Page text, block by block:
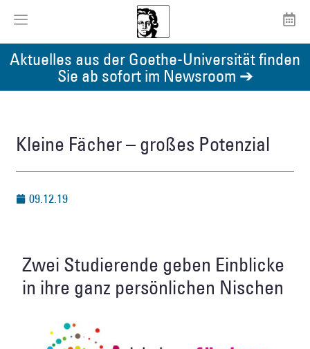
Aktuelles aus der Goethe-Universität finden
Sie ab sofort im Newsroom ➔
Kleine Fächer – großes Potenzial
09.12.19
Zwei Studierende geben Einblicke
in ihre ganz persönlichen Nischen